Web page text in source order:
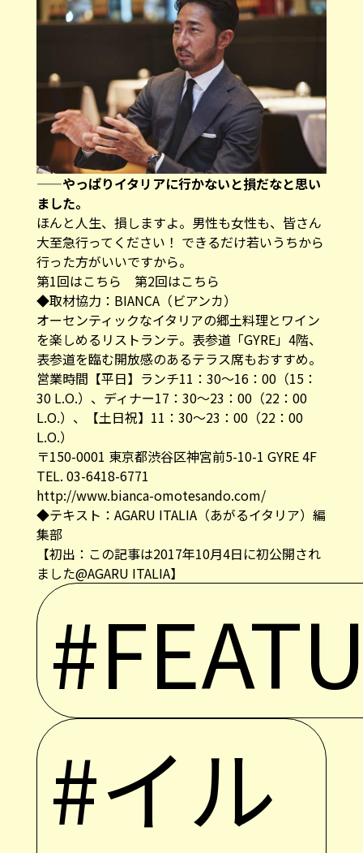
——やっぱりイタリアに行かないと損だなと思い
ました。
ほんと人生、損しますよ。男性も女性も、皆さん
大至急行ってください！ できるだけ若いうちから
行った方がいいですから。
第1回はこちら
第2回はこちら
◆取材協力：BIANCA（ビアンカ）
オーセンティックなイタリアの郷土料理とワイン
を楽しめるリストランテ。表参道「GYRE」4階、
表参道を臨む開放感のあるテラス席もおすすめ。
営業時間【平日】ランチ11：30～16：00（15：
30 L.O.）、ディナー17：30～23：00（22：00
L.O.）、【土日祝】11：30～23：00（22：00
L.O.）
〒150-0001 東京都渋谷区神宮前5-10-1 GYRE 4F
TEL. 03-6418-6771
http://www.bianca-omotesando.com/
◆テキスト：AGARU ITALIA（あがるイタリア）編
集部
【初出：この記事は2017年10月4日に初公開され
ました@AGARU ITALIA】
#イル